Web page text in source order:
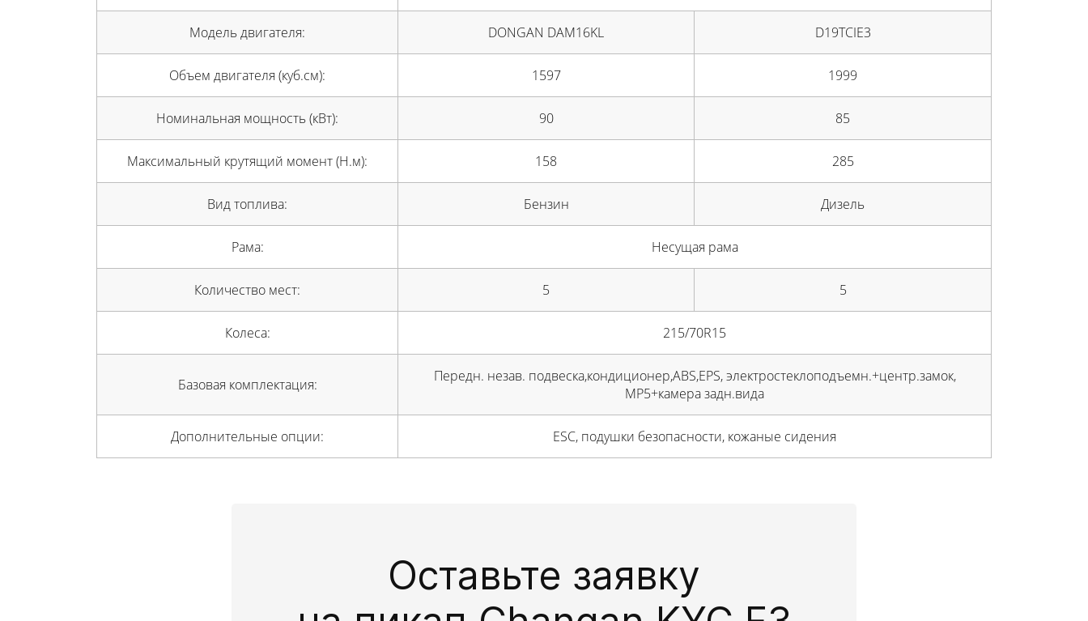
Модель двигателя: DONGAN DAM16KL D19TCIE3
Объем двигателя (куб.см): 1597 1999
Номинальная мощность (кВт): 90 85
Максимальный крутящий момент (Н.м): 158 285
Вид топлива: Бензин Дизель
Рама: Несущая рама
Количество мест: 5 5
Колеса: 215/70R15
Базовая комплектация:
Передн. незав. подвеска,кондиционер,ABS,EPS, электростеклоподъемн.+центр.замок,
MP5+камера задн.вида
Дополнительные опции: ESC, подушки безопасности, кожаные сидения
Оставьте заявку